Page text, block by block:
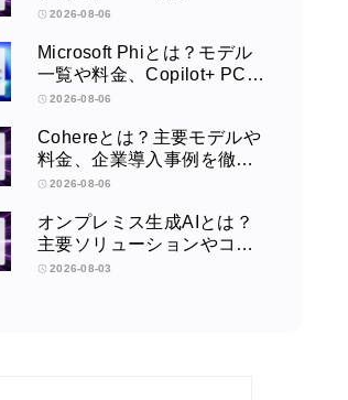
の使い方を解説
2026-08-06
Microsoft Phiとは？モデル
一覧や料金、Copilot+ PCで
の活用を徹底解説
2026-08-06
Cohereとは？主要モデルや
料金、企業導入事例を徹底
解説
2026-08-06
オンプレミス生成AIとは？
主要ソリューションやコス
ト、クラウドとの使い分け
2026-08-03